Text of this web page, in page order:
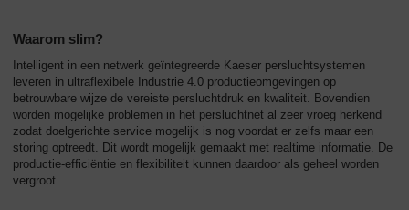
Waarom slim?
Intelligent in een netwerk geïntegreerde Kaeser persluchtsystemen
leveren in ultraflexibele Industrie 4.0 productieomgevingen op
betrouwbare wijze de vereiste persluchtdruk en kwaliteit. Bovendien
worden mogelijke problemen in het persluchtnet al zeer vroeg herkend
zodat doelgerichte service mogelijk is nog voordat er zelfs maar een
storing optreedt. Dit wordt mogelijk gemaakt met realtime informatie. De
productie-efficiëntie en flexibiliteit kunnen daardoor als geheel worden
vergroot.